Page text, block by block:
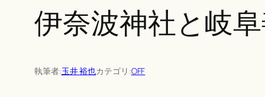
伊奈波神社と岐
執筆者:玉井 裕也カテゴリ:OFF